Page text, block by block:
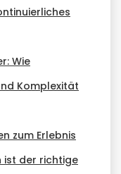
Wie
Komplexität
zum Erlebnis
ist der richtige